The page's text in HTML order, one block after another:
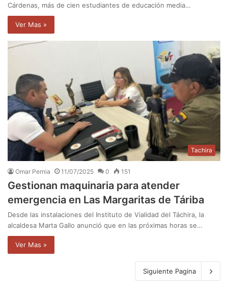
Cárdenas, más de cien estudiantes de educación media…
Ver Mas »
Tachira
Omar Pernia 11/07/2025 0 151
Gestionan maquinaria para atender
emergencia en Las Margaritas de Táriba
Desde las instalaciones del Instituto de Vialidad del Táchira, la
alcaldesa Marta Gallo anunció que en las próximas horas se…
Ver Mas »
Siguiente Pagina